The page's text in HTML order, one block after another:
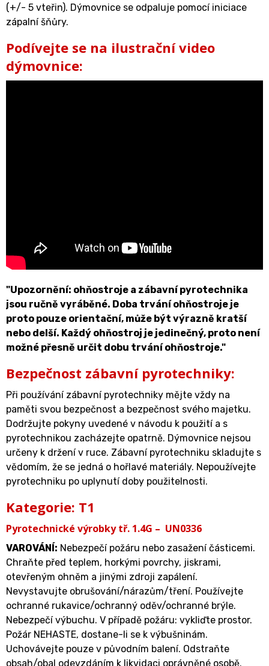
(+/- 5 vteřin). Dýmovnice se odpaluje pomocí iniciace
zápalní šňůry.
Podívejte se na ilustrační video
dýmovnice:
"Upozornění: ohňostroje a zábavní pyrotechnika
jsou ručně vyráběné. Doba trvání ohňostroje je
proto pouze orientační, může být výrazně kratší
nebo delší. Každý ohňostroj je jedinečný, proto není
možné přesně určit dobu trvání ohňostroje."
Bezpečnost zábavní pyrotechniky:
Při používání zábavní pyrotechniky mějte vždy na
paměti svou bezpečnost a bezpečnost svého majetku.
Dodržujte pokyny uvedené v návodu k použití a s
pyrotechnikou zacházejte opatrně. Dýmovnice nejsou
určeny k držení v ruce. Zábavní pyrotechniku skladujte s
vědomím, že se jedná o hořlavé materiály. Nepoužívejte
pyrotechniku po uplynutí doby použitelnosti.
Kategorie: T1
Pyrotechnické výrobky tř. 1.4G – UN0336
VAROVÁNÍ: Nebezpečí požáru nebo zasažení částicemi.
Chraňte před teplem, horkými povrchy, jiskrami,
otevřeným ohněm a jinými zdroji zapálení.
Nevystavujte obrušování/nárazům/tření. Používejte
ochranné rukavice/ochranný oděv/ochranné brýle.
Nebezpečí výbuchu. V případě požáru: vykliďte prostor.
Požár NEHASTE, dostane-li se k výbušninám.
Uchovávejte pouze v původním balení. Odstraňte
obsah/obal odevzdáním k likvidaci oprávněné osobě.